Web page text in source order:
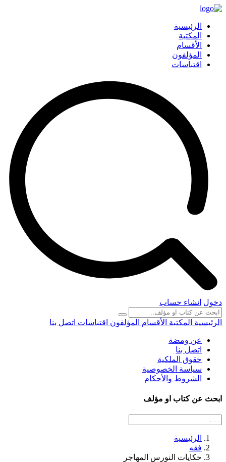
الرئيسية
المكتبة
الأقسام
المؤلفون
اقتباسات
دخول انشاء حساب
الرئيسية المكتبة الأقسام المؤلفون اقتباسات اتصل بنا
عن ومضة
اتصل بنا
حقوق الملكية
سياسة الخصوصية
الشروط والأحكام
ابحث عن كتاب او مؤلف
الرئيسية
فقه
حكايات النورس المهاجر